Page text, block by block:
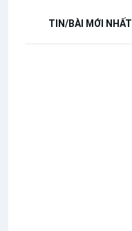
TIN/BÀI MỚI NHẤT